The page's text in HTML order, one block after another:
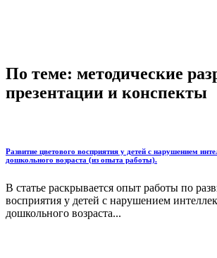
По теме: методические
презентации и конспекты
Развитие цветового восприятия у детей с нарушением
дошкольного возраста (из опыта работы).
В статье раскрывается опыт работы по
восприятия у детей с нарушением
дошкольного возраста...